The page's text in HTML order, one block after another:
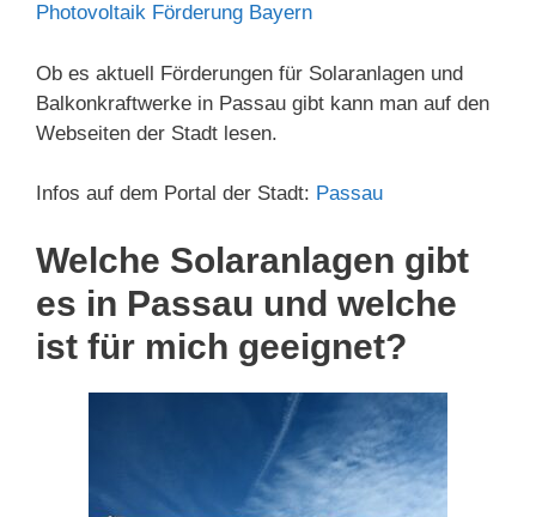
Photovoltaik Förderung Bayern
Ob es aktuell Förderungen für Solaranlagen und
Balkonkraftwerke in Passau gibt kann man auf den
Webseiten der Stadt lesen.
Infos auf dem Portal der Stadt: Passau
Welche Solaranlagen gibt
es in Passau und welche
ist für mich geeignet?